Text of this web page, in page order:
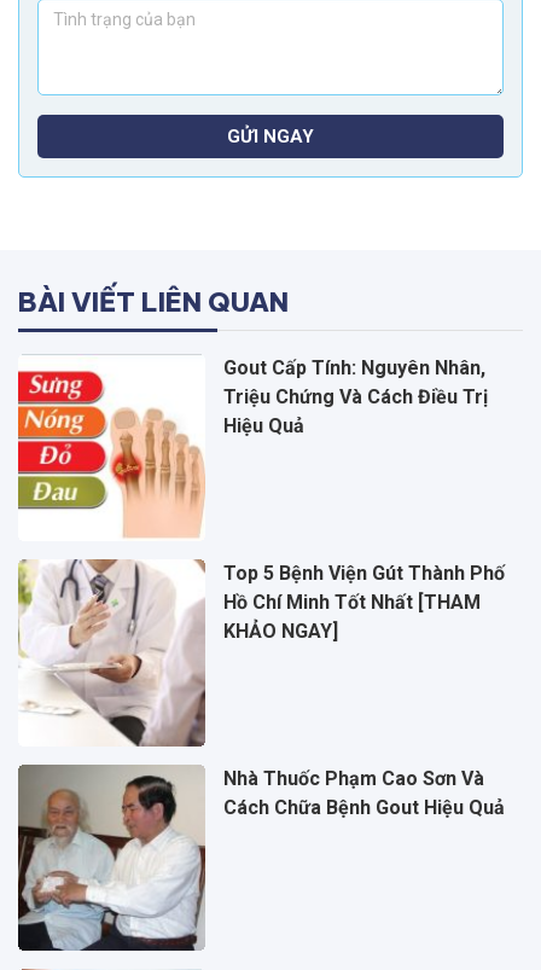
GỬI NGAY
BÀI VIẾT LIÊN QUAN
Gout Cấp Tính: Nguyên Nhân,
Triệu Chứng Và Cách Điều Trị
Hiệu Quả
Top 5 Bệnh Viện Gút Thành Phố
Hồ Chí Minh Tốt Nhất [THAM
KHẢO NGAY]
Nhà Thuốc Phạm Cao Sơn Và
Cách Chữa Bệnh Gout Hiệu Quả